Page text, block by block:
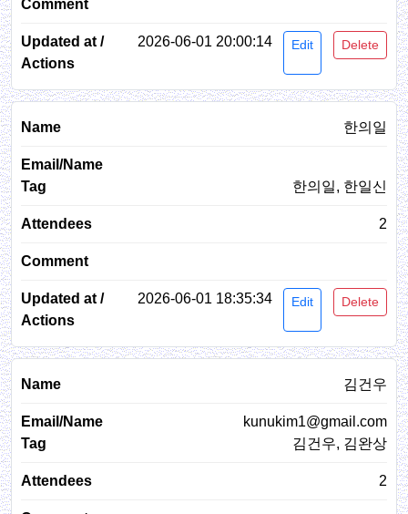
2026-06-01 20:00:14 Edit Delete
한의일
한의일, 한일신
2
2026-06-01 18:35:34 Edit Delete
김건우
kunukim1@gmail.com
김건우, 김완상
2